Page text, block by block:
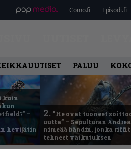
Como.fi Episodi.fi
PALUU
kuin
–
hevijätin
2. ”He ovat tuoneet
uutta” – Sepulturan
nimeää bändin, jonka
tehneet vaikutuksen